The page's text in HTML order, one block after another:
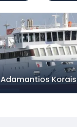
Adamantios Korais